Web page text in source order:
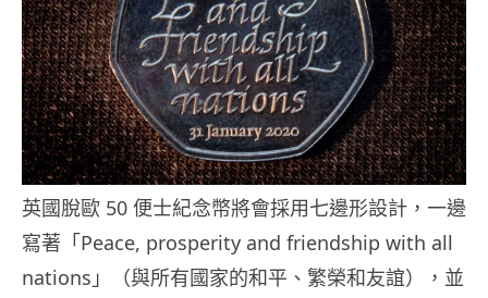
英國脫歐 50 便士紀念幣將會採用七邊形設計，一邊
寫著「Peace, prosperity and friendship with all
nations」（與所有國家的和平、繁榮和友誼），並